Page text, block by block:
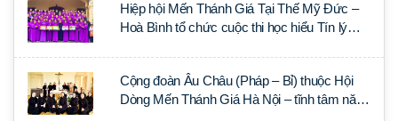
Hiệp hội Mến Thánh Giá Tại Thế Mỹ Đức –
Hoà Bình tổ chức cuộc thi học hiểu Tín lý
Cộng đoàn Âu Châu (Pháp – Bỉ) thuộc Hội
Dòng Mến Thánh Giá Hà Nội – tĩnh tâm năm